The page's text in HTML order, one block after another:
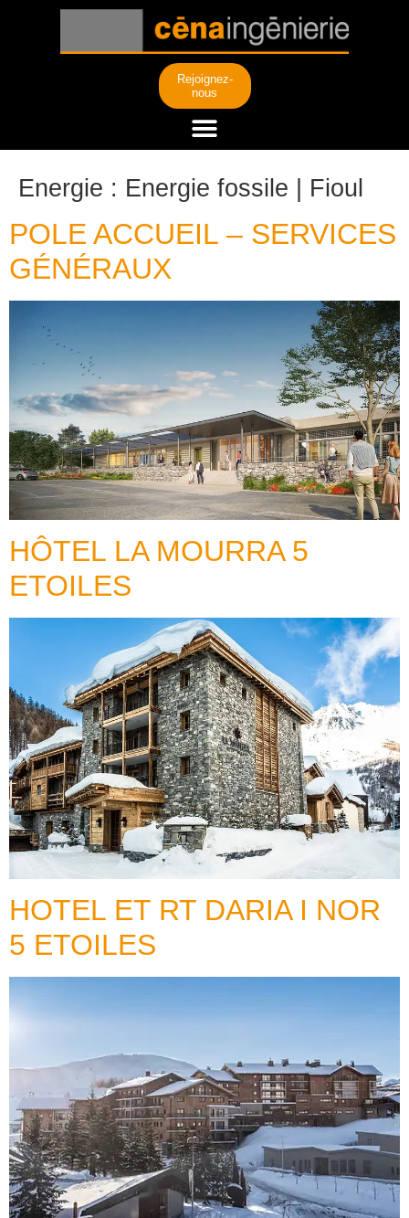
Rejoignez-
nous
Energie : Energie fossile | Fioul
POLE ACCUEIL – SERVICES
GÉNÉRAUX
HÔTEL LA MOURRA 5
ETOILES
HOTEL ET RT DARIA I NOR
5 ETOILES